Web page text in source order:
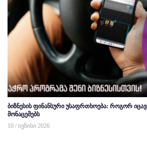
ბიზნესის ფინანსური უსაფრთხოება: როგორ
მონაცემებს
10 / ივნისი 2026